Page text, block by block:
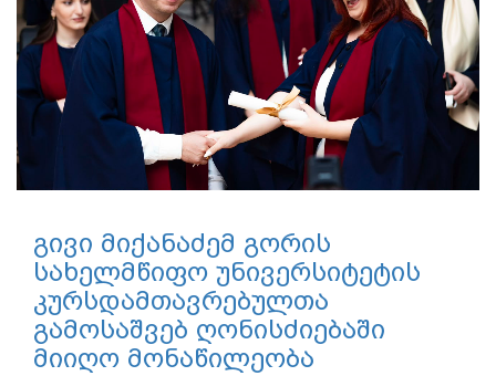
გივი მიქანაძემ გორის
სახელმწიფო უნივერსიტეტის
კურსდამთავრებულთა
გამოსაშვებ ღონისძიებაში
მიიღო მონაწილეობა